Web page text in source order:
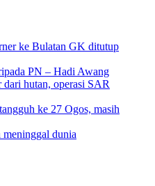
ke Bulatan GK ditutup
PN – Hadi Awang
hutan, operasi SAR
ke 27 Ogos, masih
dunia